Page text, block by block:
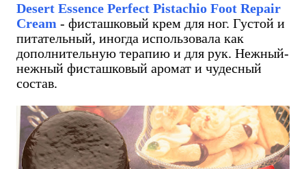
Desert Essence Perfect Pistachio Foot Repair
Cream - фисташковый крем для ног. Густой и
питательный, иногда использовала как
дополнительную терапию и для рук. Нежный-
нежный фисташковый аромат и чудесный
состав.